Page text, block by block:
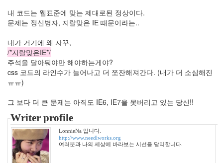
내 코드는 웹표준에 맞는 제대로된 정상이다.
문제는 정신병자, 지랄맞은 IE 때문이라는..
내가 거기에 왜 자꾸,
/*지랄맞은IE*/
주석을 달아둬야만 해야하는게야?
css 코드의 라인수가 늘어나고 더 쪼잔해져간다. (내가 더 소심해진
ㅠㅠ)
그 보다 더 큰 문제는 아직도 IE6, IE7을 못버리고 있는 당신!!
Writer profile
LonnieNa 입니다.
http://www.needlworks.org
여러분과 나의 세상에 바라보는 시선을 달리합니다.
드
콘
트
삼
성
샤
KMPlayer